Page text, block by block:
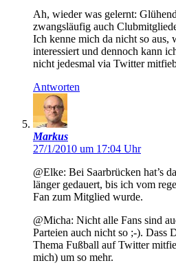
Ah, wieder was gelernt:
zwangsläufig auch
Ich kenne mich da nicht so aus,
interessiert und dennoch kann
nicht jedesmal via Twitter
Antworten
Markus
27/1/2010 um 17:04 Uhr
@Elke: Bei Saarbrücken hat’s
länger gedauert, bis ich vom
Fan zum Mitglied wurde.
@Micha: Nicht alle Fans sind
Parteien auch nicht so ;-). Dass
Thema Fußball auf Twitter
mich) um so mehr.